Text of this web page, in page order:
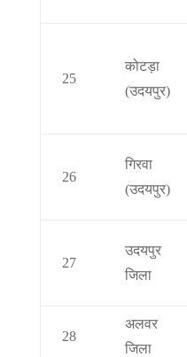
25
कोटड़ा
(उदयपुर)
26
गिरवा
(उदयपुर)
27
उदयपुर
जिला
28
अलवर
जिला